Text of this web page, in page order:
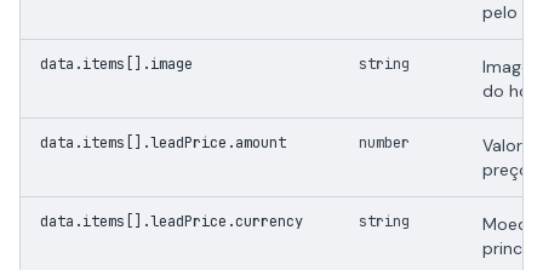
pelo
data.items[].image string
do
data.items[].leadPrice.amount number
Valor
preço
data.items[].leadPrice.currency string